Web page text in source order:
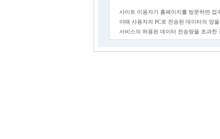
사이트 이용자가 홈페이지를 방문하면 접
이때 사용자의 PC로 전송된 데이터의 양
서비스의 허용된 데이터 전송량을 초과